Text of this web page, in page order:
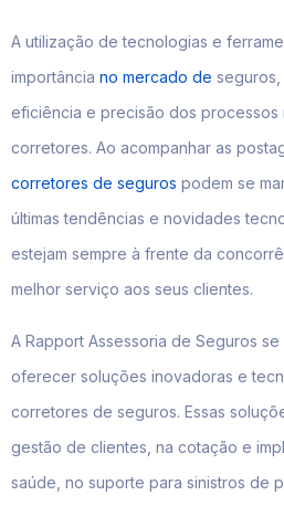
A utilização de tecnologias e
importância no mercado de
eficiência e precisão dos processos
corretores. Ao acompanhar as
corretores de seguros podem se
últimas tendências e novidades
estejam sempre à frente da
melhor serviço aos seus clientes.
A Rapport Assessoria de Seguros
oferecer soluções inovadoras e
corretores de seguros. Essas
gestão de clientes, na cotação e
saúde, no suporte para sinistros de